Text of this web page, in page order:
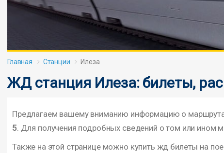
Главная Станции Илеза
ЖД станция Илеза: билеты,
Предлагаем вашему вниманию информацию о
5. Для получения подробных сведений о том или ином
Также на этой странице можно купить жд билеты на